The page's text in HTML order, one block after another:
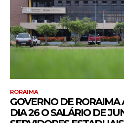
RORAIMA
GOVERNO DE RORAIMA
DIA 26 O SALÁRIO DE